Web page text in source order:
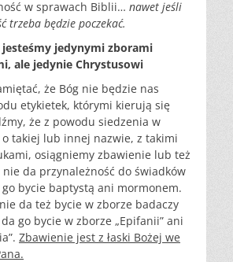
w sprawach Biblii… nawet jeśli
trzeba będzie poczekać.
jesteśmy jedynymi zborami
ale jedynie Chrystusowi
że Bóg nie będzie nas
etykietek, którymi kierują się
że z powodu siedzenia w
o takiej lub innej nazwie, z takimi
osiągniemy zbawienie lub też
da przynależność do świadków
go bycie baptystą ani mormonem.
da też bycie w zborze badaczy
go bycie w zborze „Epifanii” ani
Zbawienie jest z łaski Bożej we